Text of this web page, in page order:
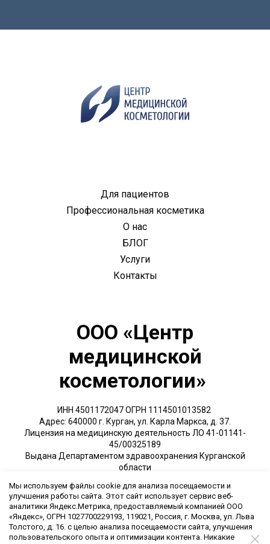
Для пациентов
Профессиональная косметика
О нас
БЛОГ
Услуги
Контакты
ООО «Центр
медицинской
косметологии»
ИНН 4501172047 ОГРН 1114501013582
Адрес: 640000 г. Курган, ул. Карла Маркса, д. 37.
Лицензия на медицинскую деятельность ЛО 41-01141-
45/00325189
Выдана Департаментом здравоохранения Курганской
области
Обращаем Ваше внимание на то, что данный интернет-сайт носит
исключительно информационный характер и ни при каких условиях
не является публичной офертой, определяемой положениями ч. 2
ст. 437 Гражданского кодекса Российской Федерации.
На сайте используется Яндекс.Метрика для сбора обезличенной
статистики.
Мы используем файлы cookie для анализа посещаемости и
улучшения работы сайта. Этот сайт использует сервис веб-
аналитики Яндекс.Метрика, предоставляемый компанией ООО
«Яндекс», ОГРН 1027700229193, 119021, Россия, г. Москва, ул. Льва
Толстого, д. 16. с целью анализа посещаемости сайта, улучшения
пользовательского опыта и оптимизации контента. Никакие